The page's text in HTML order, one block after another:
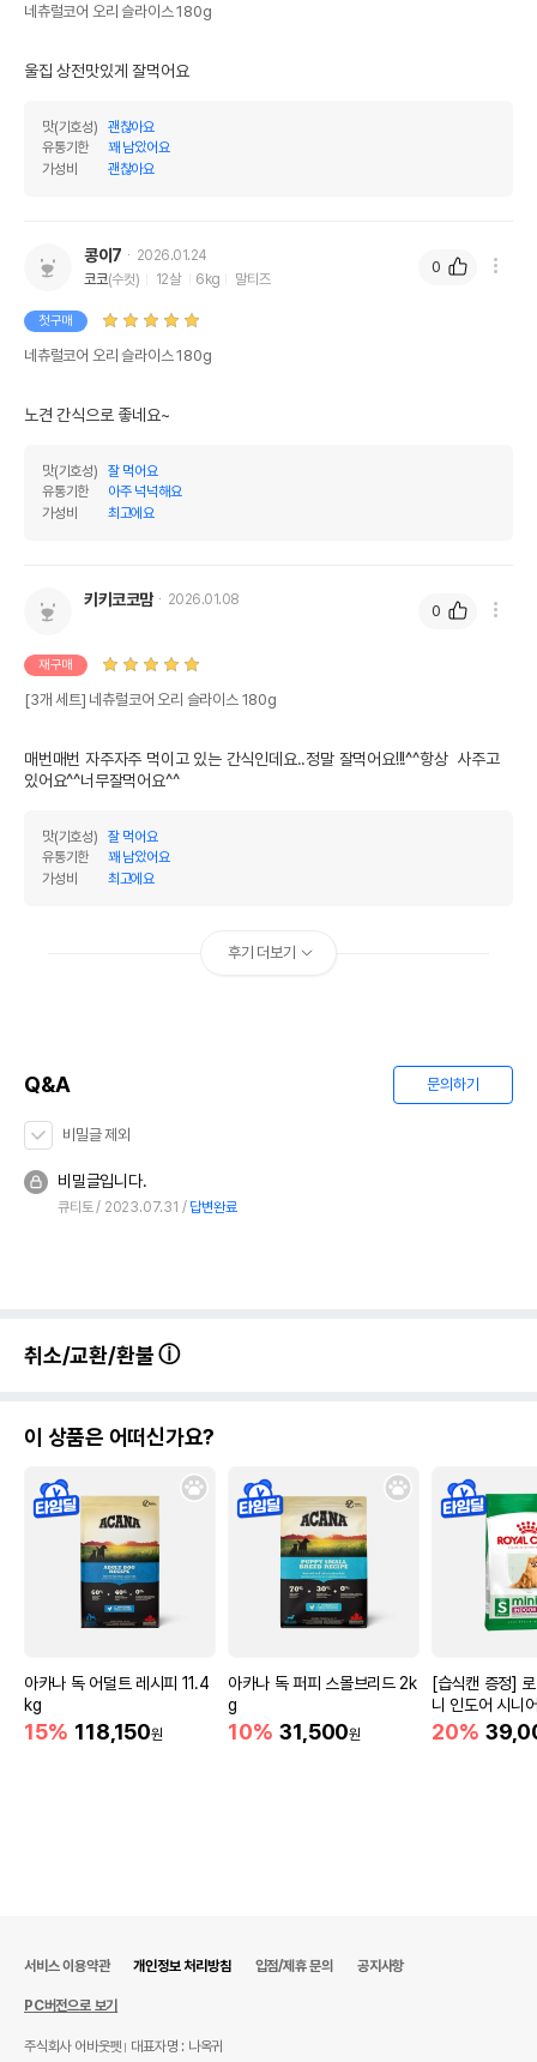
네츄럴코어 오리 슬라이스 180g
맛(기호성)
괜찮아요
유통기한
꽤 남았어요
가성비
괜찮아요
콩이7
2026.01.24
코코(수컷) 12살 6kg 말티즈
첫구매
네츄럴코어 오리 슬라이스 180g
노견 간식으로 좋네요~
맛(기호성)
잘 먹어요
유통기한
아주 넉넉해요
가성비
최고에요
0
키키코코맘 2026.01.08
재구매
[3개 세트] 네츄럴코어 오리 슬라이스 180g
매번매번 자주자주 먹이고 있는 간식인데요..정말 잘먹어요!!!^^항상  사주고
있어요^^너무잘먹어요^^
맛(기호성)
잘 먹어요
유통기한
꽤 남았어요
가성비
최고에요
0
후기 더보기
Q&A 문의하기
비밀글 제외
비밀글입니다.
큐티토 2023.07.31 답변완료
취소/교환/환불
이 상품은 어떠신가요?
아카나 독 어덜트 레시피 11.4
kg
15% 118,150원
아카나 독 퍼피 스몰브리드 2k
g
10% 31,500원
[습식캔 증정]
니 인도어 시니
움
20%
서비스 이용약관 개인정보 처리방침 입점/제휴 문의 공지사항
PC버전으로 보기
주식회사 어바웃펫
대표자명 : 나옥귀